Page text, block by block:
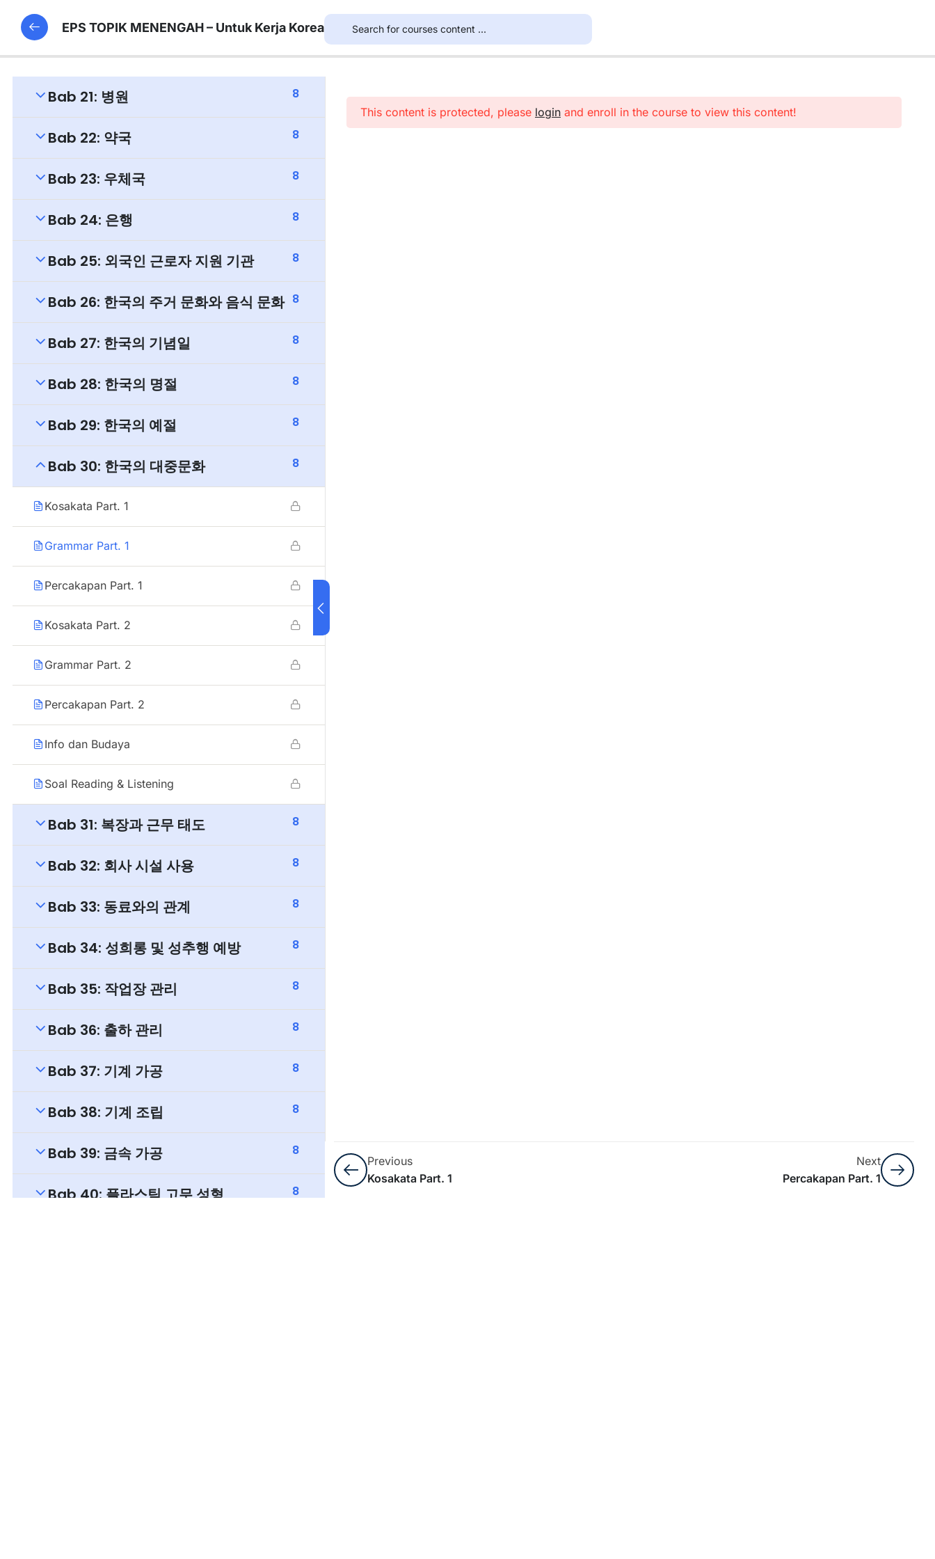
Bab 21: 병원 8
Bab 22: 약국 8
Bab 23: 우체국 8
Bab 24: 은행 8
Bab 25: 외국인 근로자 지원 기관 8
Bab 26: 한국의 주거 문화와 음식 문화 8
Bab 27: 한국의 기념일 8
Bab 28: 한국의 명절 8
Bab 29: 한국의 예절 8
Bab 30: 한국의 대중문화 8
Kosakata Part. 1
Grammar Part. 1
Percakapan Part. 1
Kosakata Part. 2
Grammar Part. 2
Percakapan Part. 2
Info dan Budaya
Soal Reading & Listening
Bab 31: 복장과 근무 태도 8
Bab 32: 회사 시설 사용 8
Bab 33: 동료와의 관계 8
Bab 34: 성희롱 및 성추행 예방 8
Bab 35: 작업장 관리 8
Bab 36: 출하 관리 8
Bab 37: 기계 가공 8
Bab 38: 기계 조립 8
Bab 39: 금속 가공 8
Bab 40: 플라스틱 고무 성형 8
EPS TOPIK MENENGAH – Untuk Kerja Korea
This content is protected, please login and enroll in the course to view this content!
Previous
Kosakata Part. 1
Next
Percakapan Part. 1